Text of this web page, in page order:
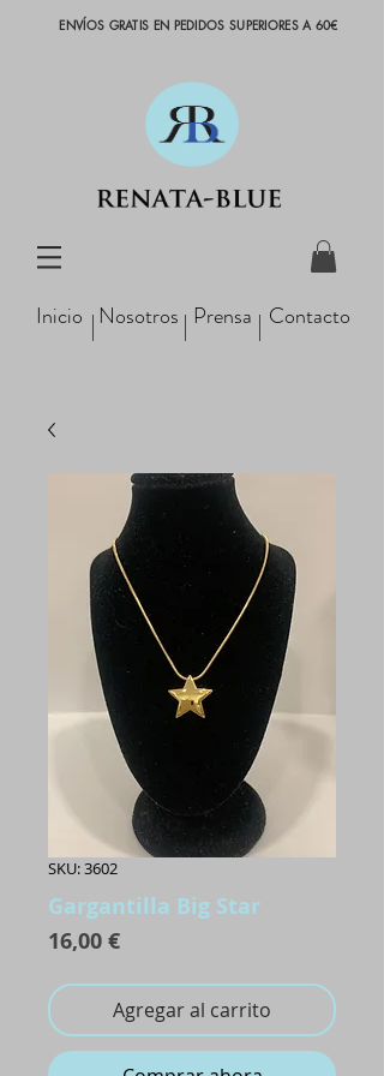
ENVÍOS GRATIS EN PEDIDOS SUPERIORES A 60€
Inicio Nosotros Prensa Contacto
SKU: 3602
Gargantilla Big Star
16,00 €Precio
Agregar al carrito